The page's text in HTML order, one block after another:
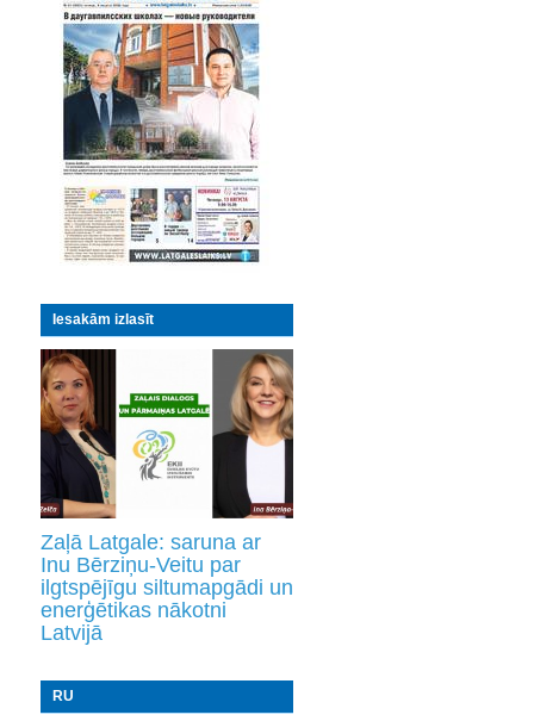
Iesakām izlasīt
Zaļā Latgale: saruna ar
Inu Bērziņu-Veitu par
ilgtspējīgu siltumapgādi un
enerģētikas nākotni
Latvijā
RU